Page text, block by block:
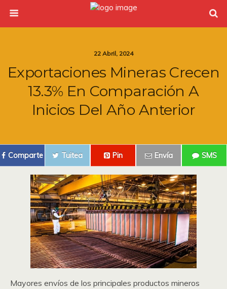
22 Abril, 2024
Exportaciones Mineras Crecen
13.3% En Comparación A
Inicios Del Año Anterior
Comparte Tuitea Pin Envía SMS
Mayores envíos de los principales productos mineros